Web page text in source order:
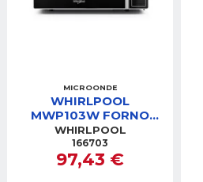
MICROONDE
WHIRLPOOL
MWP103W FORNO
MICROONDE 20LT
BIANCO 700 W
WHIRLPOOL
166703
97,43 €